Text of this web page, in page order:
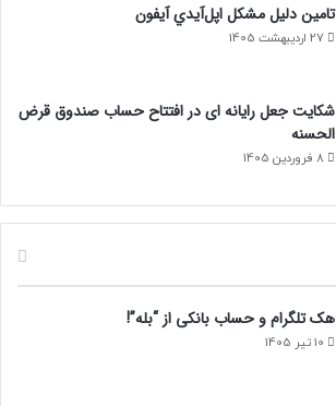
تامين دليل مشکل اپل‌آيدي آيفون
27 اردیبهشت 1405
شکایت جعل رایانه ای در افتتاح حساب صندوق قرض
الحسنه
8 فروردین 1405
هک تلگرام و حساب بانکی از “بله”!
10 تیر 1405